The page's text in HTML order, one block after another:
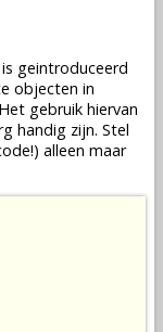
is geintroduceerd
objecten in
gebruik hiervan
handig zijn. Stel
alleen maar